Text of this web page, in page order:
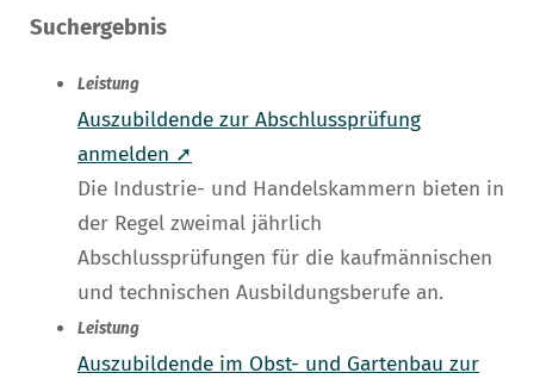
Suchergebnis
Leistung
Auszubildende zur Abschlussprüfung
anmelden ➚
Die Industrie- und Handelskammern bieten in
der Regel zweimal jährlich
Abschlussprüfungen für die kaufmännischen
und technischen Ausbildungsberufe an.
Leistung
Auszubildende im Obst- und Gartenbau zur